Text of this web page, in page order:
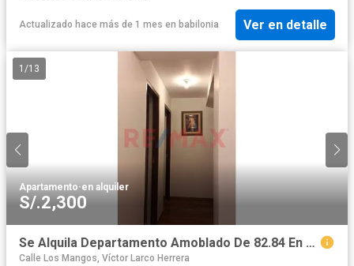
Actualizado hace más de 1 mes en babilonia Ver en detalle
1 /13
Apartamento·en alquiler
S/.2,300
Se Alquila Departamento Amoblado De 82.84 En 4To Piso + Estacionamiento – Jardines Del Golf – S2,300 Soles
Calle Los Mangos, Víctor Larco Herrera